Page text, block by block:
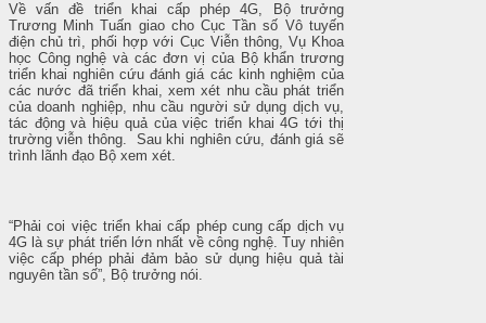
Về vấn đề triển khai cấp phép 4G, Bộ trưởng
Trương Minh Tuấn giao cho Cục Tần số Vô tuyến
điện chủ trì, phối hợp với Cục Viễn thông, Vụ Khoa
học Công nghệ và các đơn vị của Bộ khẩn trương
triển khai nghiên cứu đánh giá các kinh nghiệm của
các nước đã triển khai, xem xét nhu cầu phát triển
của doanh nghiệp, nhu cầu người sử dụng dịch vụ,
tác động và hiệu quả của việc triển khai 4G tới thị
trường viễn thông. Sau khi nghiên cứu, đánh giá sẽ
trình lãnh đạo Bộ xem xét.
“Phải coi việc triển khai cấp phép cung cấp dịch vụ
4G là sự phát triển lớn nhất về công nghệ. Tuy nhiên
việc cấp phép phải đảm bảo sử dụng hiệu quả tài
nguyên tần số”, Bộ trưởng nói.